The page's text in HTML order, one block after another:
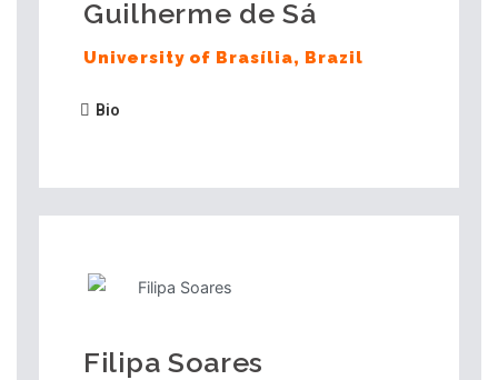
Guilherme de Sá
University of Brasília, Brazil
Bio
Filipa Soares